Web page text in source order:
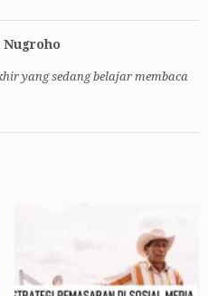
yang sedang belajar membaca